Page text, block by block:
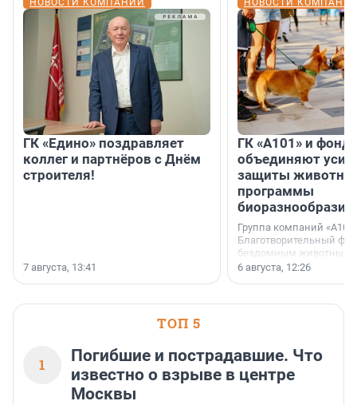
НОВОСТИ КОМПАНИЙ
ГК «Едино» поздравляет
коллег и партнёров с Днём
строителя!
7 августа, 13:41
НОВОСТИ
ГК «А101» и фонд
объединяют
защиты
программы
биоразнообразия
Группа компаний
Благотворительный
бездомным животным
заключили соглашение
6 августа, 12:26
ТОП 5
1
Погибшие и пострадавшие. Что
известно о взрыве в центре
Москвы